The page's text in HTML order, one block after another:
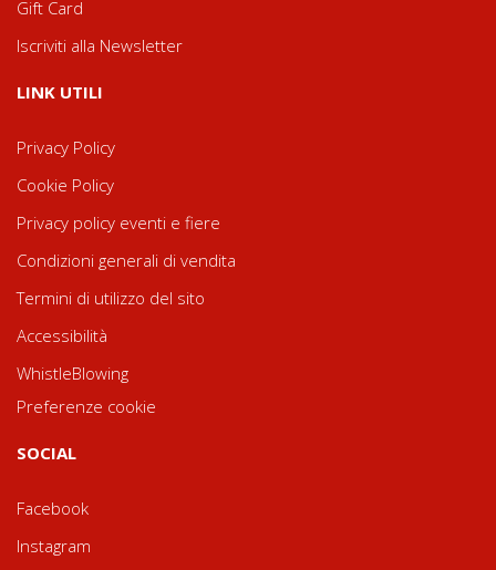
Gift Card
Iscriviti alla Newsletter
LINK UTILI
Privacy Policy
Cookie Policy
Privacy policy eventi e fiere
Condizioni generali di vendita
Termini di utilizzo del sito
Accessibilità
WhistleBlowing
Preferenze cookie
SOCIAL
Facebook
Instagram